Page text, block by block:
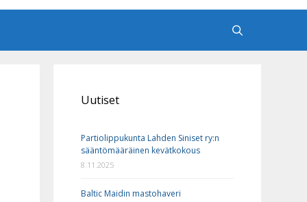
Uutiset
Partiolippukunta Lahden Siniset ry:n
sääntömääräinen kevätkokous
8.11.2025
Baltic Maidin mastohaveri